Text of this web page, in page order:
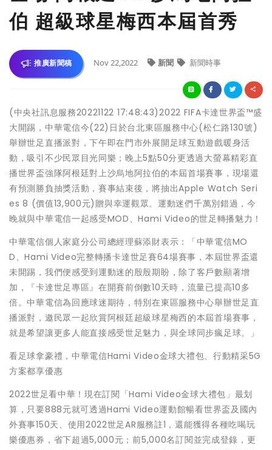
伯 超級球星梅西本屆首秀
推廣新聞稿 Nov 22,2022 新聞 新聞時事
(中央社訊息服務20221122 17:48:43)2022 FIFA卡達世界盃™盛
大開踢，中華電信今(22)日於台北東區服務中心(松仁路130號)
舉辦世足直播派對，下午即在門市外展開足球互動遊戲暖身活
動，吸引不少民眾目光同樂；晚上5點50分更透過大螢幕精彩直
播世界盃強隊阿根廷對上沙烏地阿拉伯的本屆首場賽事，現場還
有預測勝負抽獎活動，賽事結束後，將抽出Apple Watch Seri
es 8 (價值13,900元)贈與幸運觀眾。運動迷們千萬別錯過，今
晚就與中華電信一起感受MOD、Hami Video的世足轉播魅力！
中華電信個人家庭分公司總經理蘇添財表示：「中華電信MO
D、Hami Video完整轉播卡達世足賽64場賽事，本屆世界盃還
未開踢，我們便感受到運動迷的殷殷期盼，除了客戶數顯著增
加，『卡達世足專區』在開賽前倒數10天時，流量已提高10多
倍。中華電信為回應球迷期待，特別在東區服務中心舉辦世足直
播派對，邀民眾一起欣賞阿根廷超級球星梅西的本屆首場賽事，
就是希望讓更多人能直接感受世足魅力，與全球同步瘋足球。」
看足球拿豪禮，中華電信Hami Video金球大禮包、行動精采5G
方案都享優惠
2022世足看中華！現在訂閱「Hami Video金球大禮包」最划
算，只要888元就可透過Hami Video運動館暢看世界盃及國內
外賽事150天、使用2022世足AR服務註1，還能獲得各種吃喝玩
樂優惠券，省下超過5,000元；前5,000名訂閱並完成登錄，更